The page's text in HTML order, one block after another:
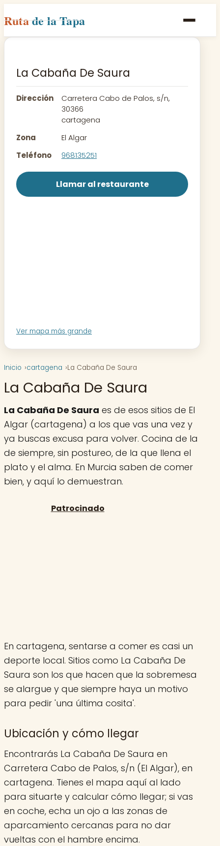
Rutade la Tapa
Inicio
Rutas
Contacto
La Cabaña De Saura
Dirección
Carretera Cabo de Palos, s/n,
30366
cartagena
Zona
El Algar
Teléfono
968135251
Llamar al restaurante
Ver mapa más grande
Inicio cartagena La Cabaña De Saura
La Cabaña De Saura
La Cabaña De Saura es de esos sitios de El
Algar (cartagena) a los que vas una vez y
ya buscas excusa para volver. Cocina de la
de siempre, sin postureo, de la que llena el
plato y el alma. En Murcia saben de comer
bien, y aquí lo demuestran.
En cartagena, sentarse a comer es casi un
deporte local. Sitios como La Cabaña De
Saura son los que hacen que la sobremesa
se alargue y que siempre haya un motivo
para pedir 'una última cosita'.
Ubicación y cómo llegar
Encontrarás La Cabaña De Saura en
Carretera Cabo de Palos, s/n (El Algar), en
cartagena. Tienes el mapa aquí al lado
para situarte y calcular cómo llegar; si vas
en coche, echa un ojo a las zonas de
aparcamiento cercanas para no dar
vueltas con el hambre encima.